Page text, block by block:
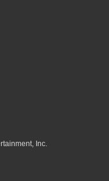
Inc.